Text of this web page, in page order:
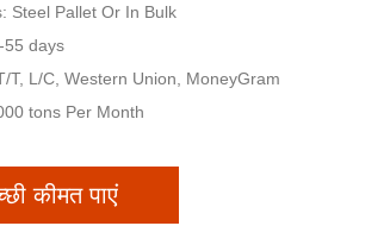
Steel Pallet Or In Bulk
55 days
T, L/C, Western Union, MoneyGram
tons Per Month
कीमत पाएं